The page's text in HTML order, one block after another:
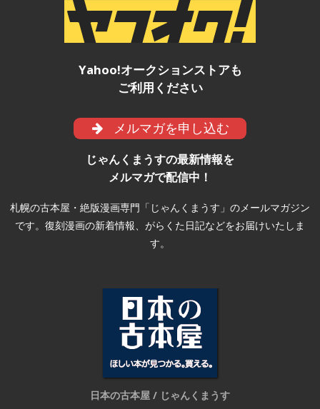
Yahoo!オークションストアも
ご利用ください
メルマガを申し込む
じゃんくまうすの最新情報を
メルマガで配信中！
札幌の古本屋・絶版漫画専門「じゃんくまうす」のメールマガジン
です。復刻漫画の新着情報、がらくた日記などをお届けいたしま
す。
日本の古本屋 / じゃんくまうす